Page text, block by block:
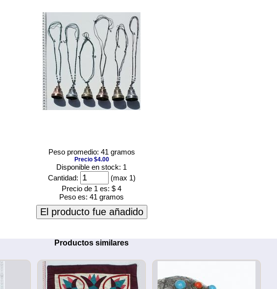
Peso promedio: 41 gramos
Precio $4.00
Disponible en stock: 1
Cantidad:
(max 1)
Precio de 1 es: $ 4
Peso es: 41 gramos
El producto fue añadido
Productos similares